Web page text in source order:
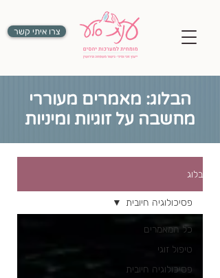
צרו איתי קשר
הבלוג: מאמרים מעוררי
מחשבה על זוגיות ומיניות
בלוג
כל המאמרים
טיפול זוגי
פסיכולוגיה חיובית
פסיכולוגיה חיובית